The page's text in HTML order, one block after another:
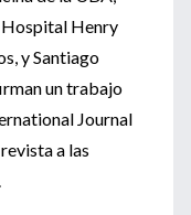
Henry
y Santiago
un trabajo
Journal
a las